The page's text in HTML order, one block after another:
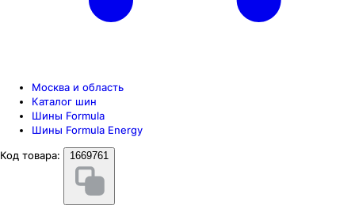
Москва и область
Каталог шин
Шины Formula
Шины Formula Energy
Код товара:
1669761